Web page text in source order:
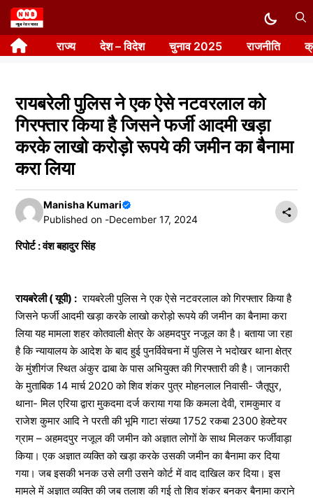
Skip
to
content राज्य देश – विदेश चुनाव 2025 राजनीति
रायबरेली पुलिस ने एक ऐसे नटवरलाल को
गिरफ्तार किया है जिसने फर्जी आदमी खड़ा
करके लाखो करोड़ो रूपये की जमीन का बैनामा
करा लिया
Manisha Kumari
Published on -December 17, 2024
रिपोर्ट : वंश बहादुर सिंह
रायबरेली ( यूपी) : रायबरेली पुलिस ने एक ऐसे नटवरलाल को गिरफ्तार किया है
जिसने फर्जी आदमी खड़ा करके लाखो करोड़ो रूपये की जमीन का बैनामा करा
लिया यह मामला शहर कोतवाली क्षेत्र के अहमदपुर नजूल का है। बताया जा रहा
है कि न्यायालय के आदेश के बाद हुई पुनर्विवेचना में पुलिस ने भदोखर थाना क्षेत्र
के मुंशीगंज स्थित अंकुर ढाबा के पास अभियुक्त की गिरफ्तारी की है। जानकारी
के मुताबिक 14 मार्च 2020 को शिव शंकर पुत्र मोहनलाल निवासी- जैतूपुर,
थाना- मिल एरिया द्वारा मुकदमा दर्ज कराया गया कि कमला देवी, रामकुमार व
राजेश कुमार आदि ने परती की भूमि गाटा संख्या 1752 रकबा 2300 हेक्टेयर
ग्राम – अहमदपुर नजूल की जमीन को अज्ञात लोगों के साथ मिलकर फर्जीवाड़ा
किया। एक अज्ञात व्यक्ति को खड़ा करके उसकी जमीन का बैनामा कर दिया
गया। जब इसकी भनक उसे लगी उसने कोर्ट में वाद दाखिल कर दिया। इस
मामले में अज्ञात व्यक्ति की जब तलाश की गई तो शिव शंकर बनकर बैनामा कराने